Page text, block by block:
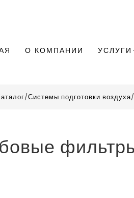
О КОМПАНИИ УСЛУГИ
/Системы подготовки воздуха/